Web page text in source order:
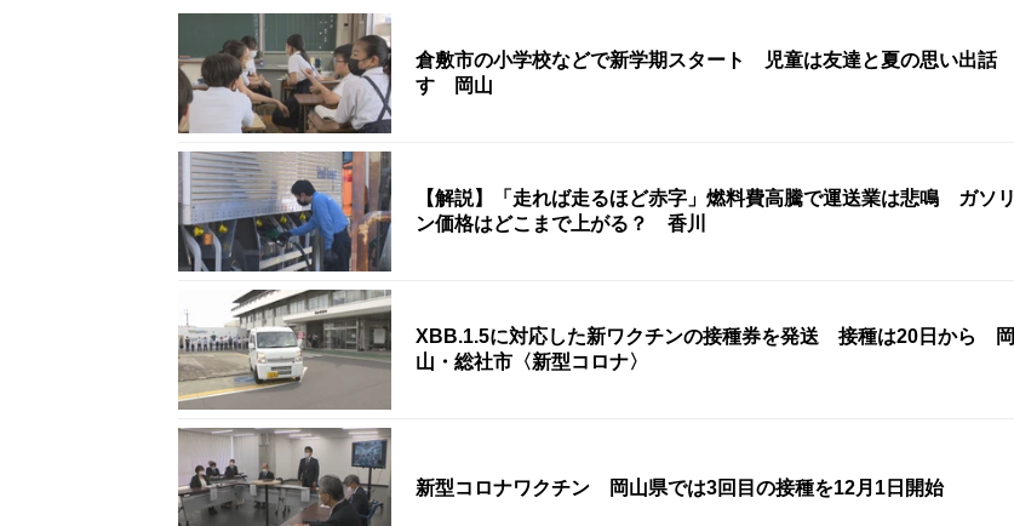
倉敷市の小学校などで新学期スタート 児童は友達と夏の思い出話
す 岡山
【解説】「走れば走るほど赤字」燃料費高騰で運送業は悲鳴 ガソリ
ン価格はどこまで上がる？ 香川
XBB.1.5に対応した新ワクチンの接種券を発送 接種は20日から 岡
山・総社市〈新型コロナ〉
新型コロナワクチン 岡山県では3回目の接種を12月1日開始